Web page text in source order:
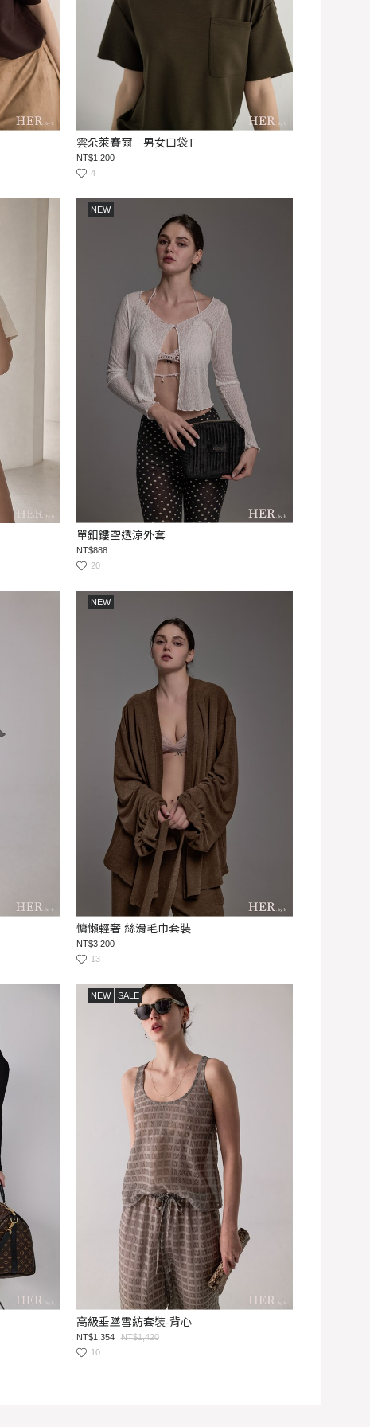
雲朵萊賽爾｜男女口袋T
NT$1,200
4
NEW
單釦鏤空透涼外套
NT$888
20
NEW
慵懶輕奢 絲滑毛巾套裝
NT$3,200
13
NEW SALE
高級垂墜雪紡套裝-背心
NT$1,354
NT$1,420
10